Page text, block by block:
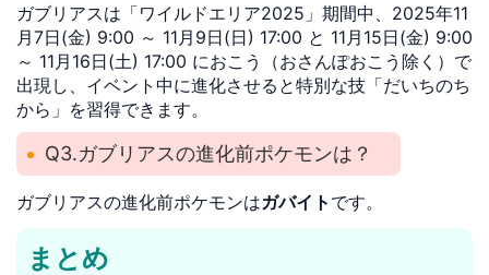
ガブリアスは「ワイルドエリア2025」期間中、2025年11
月7日(金) 9:00 ～ 11月9日(日) 17:00 と 11月15日(金) 9:00
～ 11月16日(土) 17:00 におこう（おさんぽおこう除く）で
出現し、イベント中に進化させると特別な技「だいちのち
から」を習得できます。
Q3.ガブリアスの進化前ポケモンは？
ガブリアスの進化前ポケモンはガバイト です。
まとめ